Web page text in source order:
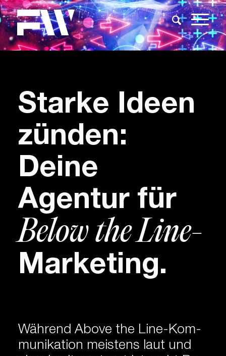
Starke Ideen
zünden:
Deine
Agentur für
Below the Line-
Marketing.
Während Abo­ve the Line-Kom­
mu­ni­ka­tion meis­tens laut und